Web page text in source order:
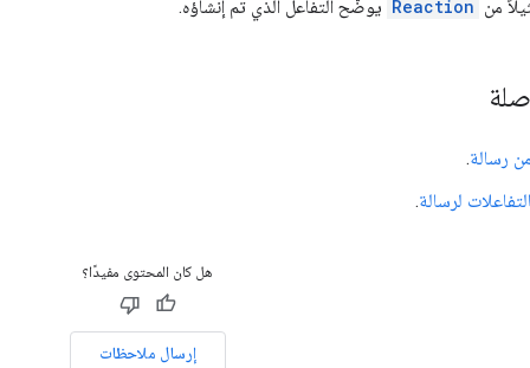
Reaction يوضّح التفاعل الذي تم إنشاؤه.
رسالة.
لرسالة.
هل كان المحتوى مفيدًا؟
إرسال ملاحظات